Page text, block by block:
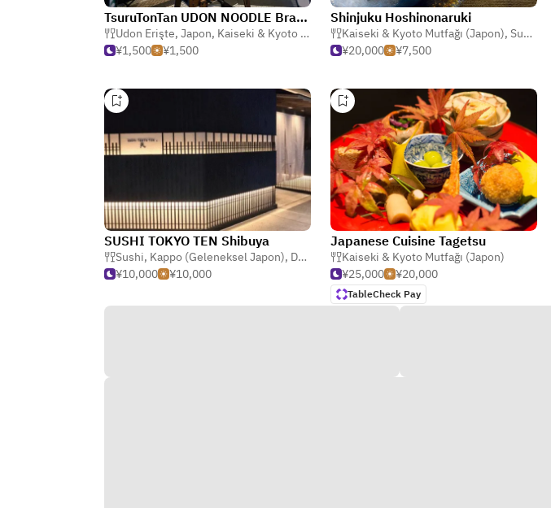
TsuruTonTan UDON NOODLE Brasserie SHIBUYA
Udon Erişte, Japon, Kaiseki & Kyoto Mutfağı (Japon)
¥1,500
¥1,500
Shinjuku Hoshinonaruki
Kaiseki & Kyoto Mutfağı (Japon), Sushi
¥20,000
¥7,500
SUSHI TOKYO TEN Shibuya
Sushi, Kappo (Geleneksel Japon), Deniz Ürünleri
¥10,000
¥10,000
Japanese Cuisine Tagetsu
Kaiseki & Kyoto Mutfağı (Japon)
¥25,000
¥20,000
TableCheck Pay